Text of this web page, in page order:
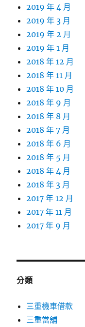
2019 年 4 月
2019 年 3 月
2019 年 2 月
2019 年 1 月
2018 年 12 月
2018 年 11 月
2018 年 10 月
2018 年 9 月
2018 年 8 月
2018 年 7 月
2018 年 6 月
2018 年 5 月
2018 年 4 月
2018 年 3 月
2017 年 12 月
2017 年 11 月
2017 年 9 月
分類
三重機車借款
三重當舖